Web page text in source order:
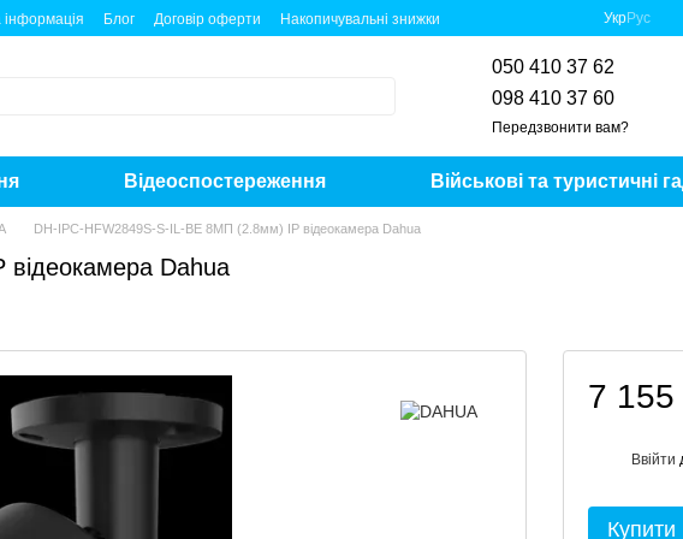
інформація Блог Договір оферти Накопичувальні знижки УкрРус
050 410 37 62
098 410 37 60
Передзвонити вам?
Відеоспостереження Військові та туристичні
DH-IPC-HFW2849S-S-IL-BE 8МП (2.8мм) IP відеокамера Dahua
Dahua
7 155
Ввійти
Купити